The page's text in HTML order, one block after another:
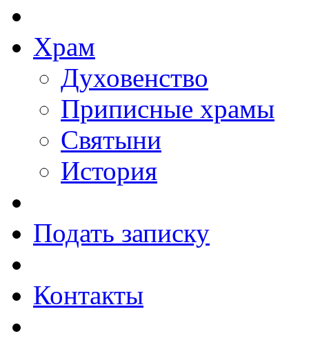
Храм
Духовенство
Приписные храмы
Святыни
История
Подать записку
Контакты